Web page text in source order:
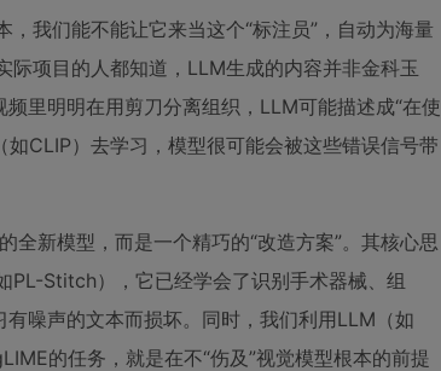
我们能不能让它来当这个“标注员”，自动为海量
项目的人都知道，LLM生成的内容并非金科玉
里明明在用剪刀分离组织，LLM可能描述成“在使
CLIP）去学习，模型很可能会被这些错误信号带
全新模型，而是一个精巧的“改造方案”。其核心思
PL-Stitch），它已经学会了识别手术器械、组
噪声的文本而损坏。同时，我们利用LLM（如
的任务，就是在不“伤及”视觉模型根本的前提